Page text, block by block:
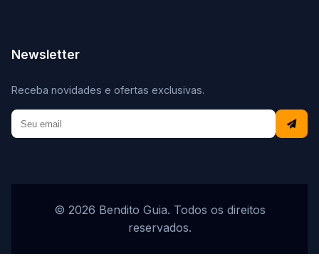
Newsletter
Receba novidades e ofertas exclusivas.
© 2026 Bendito Guia. Todos os direitos
reservados.